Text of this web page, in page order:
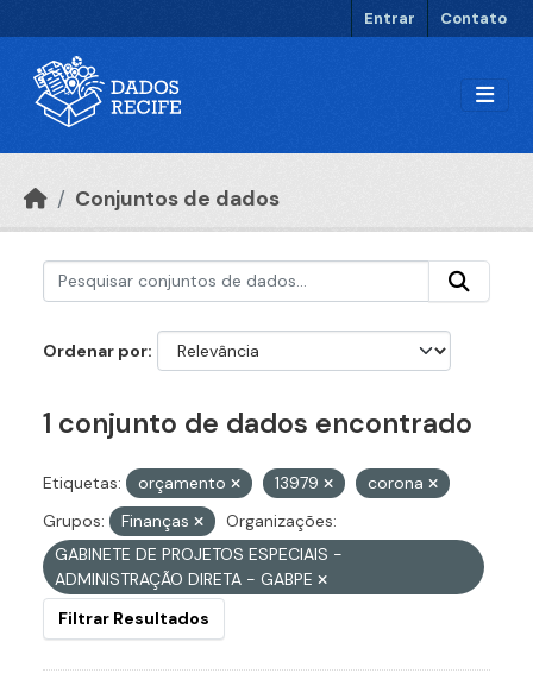
Entrar Contato
Conjuntos de dados
Ordenar por
1 conjunto de dados encontrado
Etiquetas: orçamento 13979
corona
Grupos:
Finanças
Organizações:
GABINETE DE PROJETOS ESPECIAIS -
ADMINISTRAÇÃO DIRETA - GABPE
Filtrar Resultados